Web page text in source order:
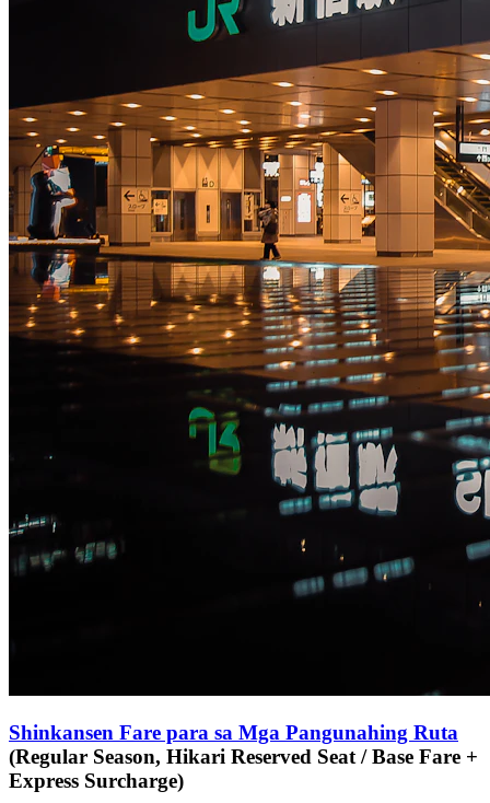
Shinkansen Fare para sa Mga Pangunahing Ruta
(Regular Season, Hikari Reserved Seat / Base Fare +
Express Surcharge)